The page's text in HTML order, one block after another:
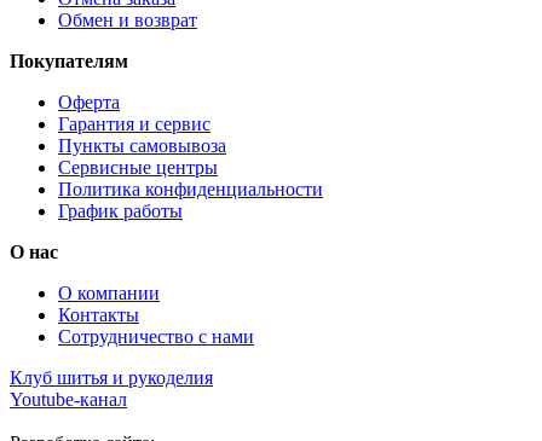
Обмен и возврат
Покупателям
Оферта
Гарантия и сервис
Пункты самовывоза
Сервисные центры
Политика конфиденциальности
График работы
О нас
О компании
Контакты
Сотрудничество с нами
Клуб шитья и рукоделия
Youtube-канал